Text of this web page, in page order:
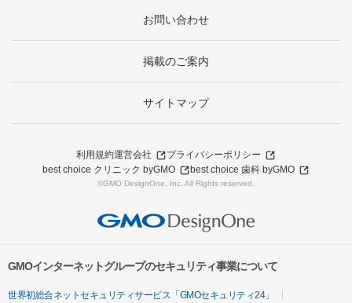
お問い合わせ
掲載のご案内
サイトマップ
利用規約運営会社
プライバシーポリシー
best choice クリニック byGMO
best choice 歯科 byGMO
©GMO DesignOne, Inc. All Rights reserved.
GMOインターネットグループのセキュリティ事業について
世界初総合ネットセキュリティサービス「GMOセキュリティ24」